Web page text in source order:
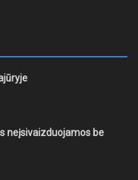
neįsivaizduojamos be